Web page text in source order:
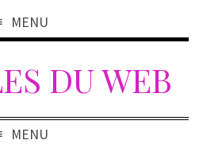
MENU
DU WEB
MENU